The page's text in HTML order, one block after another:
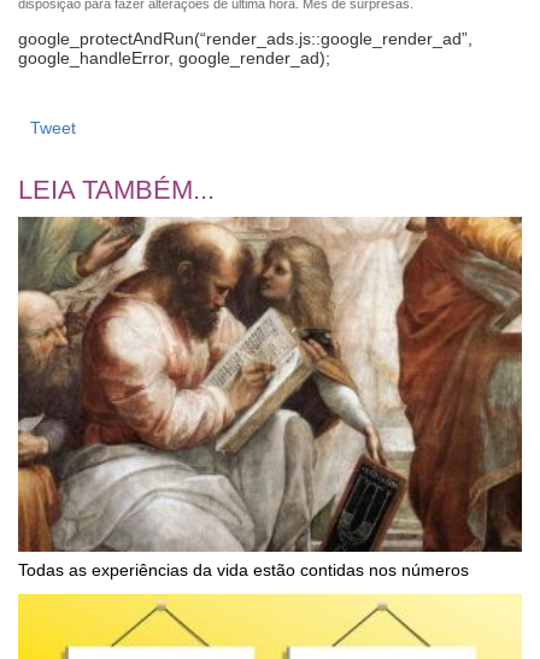
disposição para fazer alterações de última hora. Mês de surpresas.
google_protectAndRun(“render_ads.js::google_render_ad”,
google_handleError, google_render_ad);
Tweet
LEIA TAMBÉM...
Todas as experiências da vida estão contidas nos números